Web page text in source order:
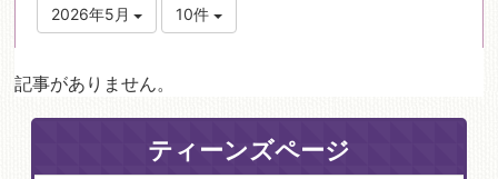
2026年5月 10件
記事がありません。
ティーンズページ